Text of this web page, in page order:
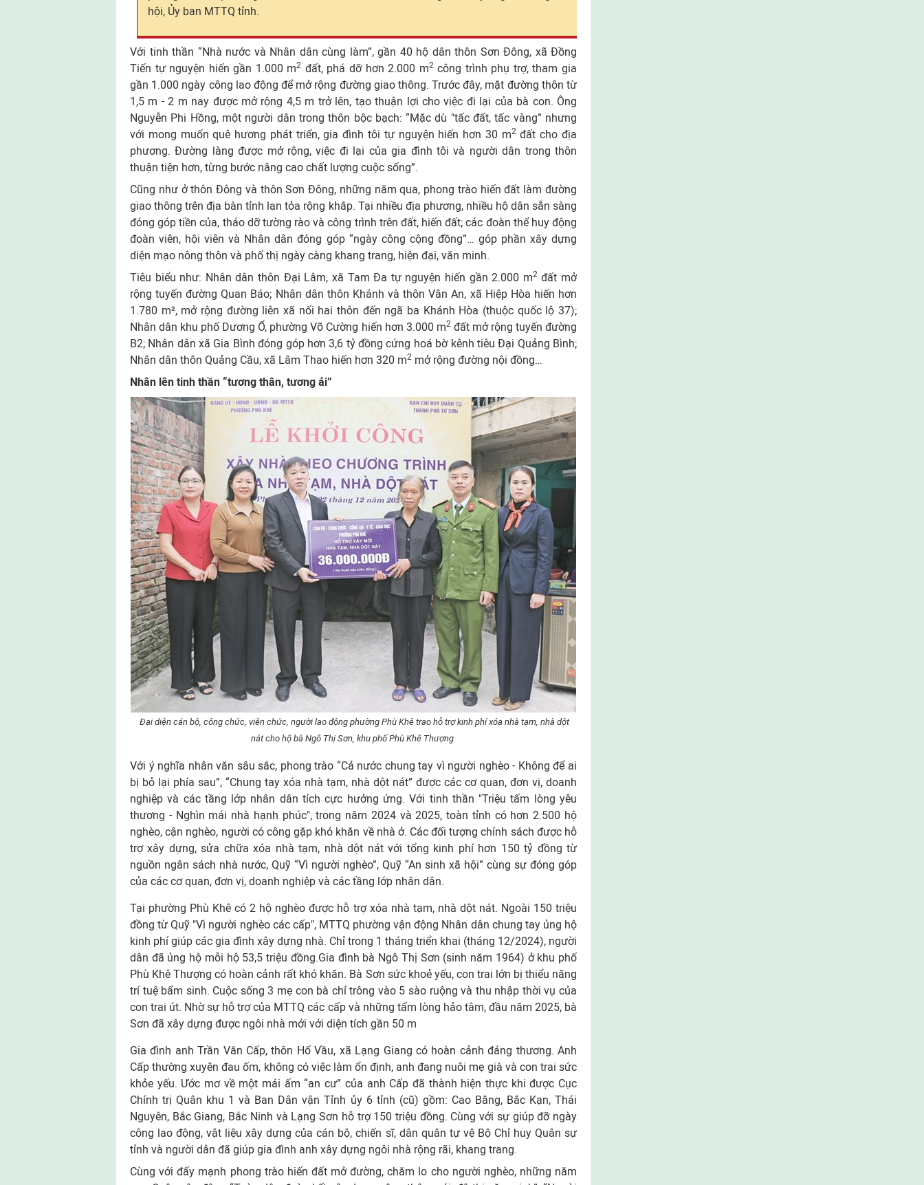
hội, Ủy ban MTTQ tỉnh.
Với tinh thần “Nhà nước và Nhân dân cùng làm”, gần 40 hộ dân thôn Sơn Đông, xã Đồng
Tiến tự nguyện hiến gần 1.000 m2 đất, phá dỡ hơn 2.000 m2công trình phụ trợ, tham gia
gần 1.000 ngày công lao động để mở rộng đường giao thông. Trước đây, mặt đường thôn từ
1,5 m - 2 m nay được mở rộng 4,5 m trở lên, tạo thuận lợi cho việc đi lại của bà con. Ông
Nguyễn Phi Hồng, một người dân trong thôn bộc bạch: “Mặc dù "tấc đất, tấc vàng” nhưng
với mong muốn quê hương phát triển, gia đình tôi tự nguyện hiến hơn 30 m2đất cho địa
phương. Đường làng được mở rộng, việc đi lại của gia đình tôi và người dân trong thôn
thuận tiện hơn, từng bước nâng cao chất lượng cuộc sống”.
Cũng như ở thôn Đông và thôn Sơn Đông, những năm qua, phong trào hiến đất làm đường
giao thông trên địa bàn tỉnh lan tỏa rộng khắp. Tại nhiều địa phương, nhiều hộ dân sẵn sàng
đóng góp tiền của, tháo dỡ tường rào và công trình trên đất, hiến đất; các đoàn thể huy động
đoàn viên, hội viên và Nhân dân đóng góp “ngày công cộng đồng”… góp phần xây dựng
diện mạo nông thôn và phố thị ngày càng khang trang, hiện đại, văn minh.
Tiêu biểu như: Nhân dân thôn Đại Lâm, xã Tam Đa tự nguyện hiến gần 2.000 m2đất mở
rộng tuyến đường Quan Báo; Nhân dân thôn Khánh và thôn Vân An, xã Hiệp Hòa hiến hơn
1.780 m², mở rộng đường liên xã nối hai thôn đến ngã ba Khánh Hòa (thuộc quốc lộ 37);
Nhân dân khu phố Dương Ổ, phường Võ Cường hiến hơn 3.000 m2đất mở rộng tuyến đường
B2; Nhân dân xã Gia Bình đóng góp hơn 3,6 tỷ đồng cứng hoá bờ kênh tiêu Đại Quảng Bình;
Nhân dân thôn Quảng Cầu, xã Lâm Thao hiến hơn 320 m2 mở rộng đường nội đồng…
Nhân lên tinh thần “tương thân, tương ái”
Đại diện cán bộ, công chức, viên chức, người lao động phường Phù Khê trao hỗ trợ kinh phí xóa nhà tạm, nhà dột
nát cho hộ bà Ngô Thị Sơn, khu phố Phù Khê Thượng.
Với ý nghĩa nhân văn sâu sắc, phong trào “Cả nước chung tay vì người nghèo - Không để ai
bị bỏ lại phía sau”, “Chung tay xóa nhà tạm, nhà dột nát” được các cơ quan, đơn vị, doanh
nghiệp và các tầng lớp nhân dân tích cực hưởng ứng. Với tinh thần "Triệu tấm lòng yêu
thương - Nghìn mái nhà hạnh phúc", trong năm 2024 và 2025, toàn tỉnh có hơn 2.500 hộ
nghèo, cận nghèo, người có công gặp khó khăn về nhà ở. Các đối tượng chính sách được hỗ
trợ xây dựng, sửa chữa xóa nhà tạm, nhà dột nát với tổng kinh phí hơn 150 tỷ đồng từ
nguồn ngân sách nhà nước, Quỹ “Vì người nghèo”, Quỹ “An sinh xã hội” cùng sự đóng góp
của các cơ quan, đơn vị, doanh nghiệp và các tầng lớp nhân dân.
Tại phường Phù Khê có 2 hộ nghèo được hỗ trợ xóa nhà tạm, nhà dột nát. Ngoài 150 triệu
đồng từ Quỹ "Vì người nghèo các cấp", MTTQ phường vận động Nhân dân chung tay ủng hộ
kinh phí giúp các gia đình xây dựng nhà. Chỉ trong 1 tháng triển khai (tháng 12/2024), người
dân đã ủng hộ mỗi hộ 53,5 triệu đồng.Gia đình bà Ngô Thị Sơn (sinh năm 1964) ở khu phố
Phù Khê Thượng có hoàn cảnh rất khó khăn. Bà Sơn sức khoẻ yếu, con trai lớn bị thiểu năng
trí tuệ bẩm sinh. Cuộc sống 3 mẹ con bà chỉ trông vào 5 sào ruộng và thu nhập thời vụ của
con trai út. Nhờ sự hỗ trợ của MTTQ các cấp và những tấm lòng hảo tâm, đầu năm 2025, bà
Sơn đã xây dựng được ngôi nhà mới với diện tích gần 50 m
Gia đình anh Trần Văn Cấp, thôn Hố Vầu, xã Lạng Giang có hoàn cảnh đáng thương. Anh
Cấp thường xuyên đau ốm, không có việc làm ổn định, anh đang nuôi mẹ già và con trai sức
khỏe yếu. Ước mơ về một mái ấm “an cư” của anh Cấp đã thành hiện thực khi được Cục
Chính trị Quân khu 1 và Ban Dân vận Tỉnh ủy 6 tỉnh (cũ) gồm: Cao Bằng, Bắc Kạn, Thái
Nguyên, Bắc Giang, Bắc Ninh và Lạng Sơn hỗ trợ 150 triệu đồng. Cùng với sự giúp đỡ ngày
công lao động, vật liệu xây dựng của cán bộ, chiến sĩ, dân quân tự vệ Bộ Chỉ huy Quân sự
tỉnh và người dân đã giúp gia đình anh xây dựng ngôi nhà rộng rãi, khang trang.
Cùng với đẩy mạnh phong trào hiến đất mở đường, chăm lo cho người nghèo, những năm